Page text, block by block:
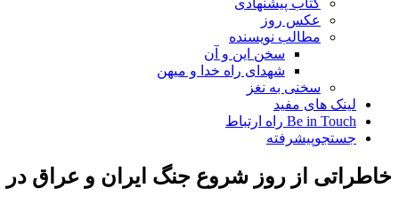
کتاب پیشنهادی
عکس روز
مطالب نویسنده
سخن این و آن
شهدای راه خدا و میهن
سخنی به نغز
لینک های مفید
Be in Touch راه ارتباط
جستجوپیشرفته
خاطراتی از روز شروع جنگ ایران و عراق در 31 شهریور 1359